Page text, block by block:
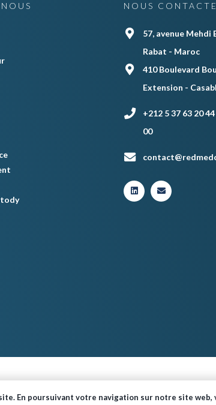
NOUS
57, avenue Mehdi
Rabat - Maroc
410 Boulevard
Extension -
+212 5 37 63 20
00
En poursuivant votre navigation sur notre site web,